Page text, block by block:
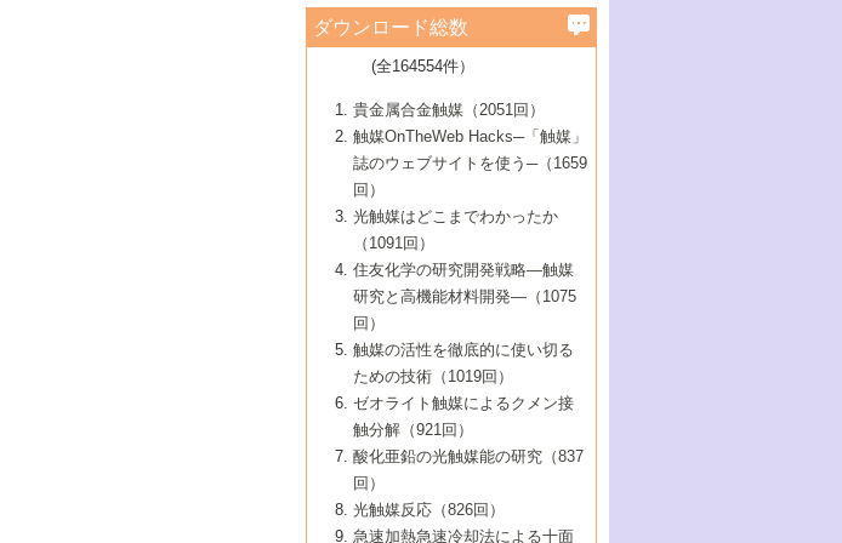
立大学）
ールホテル豊橋）
B号 第111回触媒討論会（2013年・関西大
7号 水素を利用する化成品合成の新潮流
6号 新しい固体酸触媒技術
7号 ゼオライト合成における最近の進歩
5号 触媒を有効に使うための技術
7号 有機分子触媒による精密有機合成
8号 高機能化ポリオレフィンに向けた重合
触媒の最近の進展
蔵技術の進歩
5号 CO2が関わる触媒・材料
7号 持続可能社会実現のための触媒および
触媒関連技術
4号 錯体を利用したユニークな表面構造の
構築と機能
5号 若手会員による触媒研究の未来展望1：
企業編
6号 第102回触媒討論会
7号 触媒・化学反応における計算化学の進
8号 若手研究者による触媒研究の未来展望
2：大学・研究所編
3号 実用的ファインケミカル合成プロセス
を実現する触媒
5号 こんな物質，あんな物質―新たな触媒
の可能性―
7号 『結晶の化学』を活かした触媒研究
8号 イオン液体の応用
2号 第97回触媒討論会
3号 リビング重合触媒の最近の展開
5号 水素製造・貯蔵のための触媒技術の新
しい展開
6号 第98回触媒討論会
7号 基礎化学品製造の触媒技術
8号 多機能型リアクター
1号 最近の触媒担体とその効果
2号 第95回触媒討論会
4号 水分解用光触媒材料
5号 時間分解分光の進歩と応用
6号 第96回触媒討論会
8号 超臨界流体を用いた化学プロセスの新
▼46巻（2004年）
1号 部分酸化反応触媒の最前線
2号 第93回触媒討論会
3号 特殊エネルギー場の触媒反応
4号 生体内における金属の触媒作用
5号 ファインケミカルズの展開に寄与する
6号 第94回触媒討論会
7号 サブナノレベルでみた新しい表面現象
8号 オレフィン重合触媒の新たな展
▼45巻（2003年）
1号 なぜこの触媒が良いのか？
2号 第91回触媒討論会
3号 最近の自動車排ガス処理技術
4号 触媒研究の現状と将来─第90回触媒討論
5号 基礎化学品製造の触媒技術
6号 第92回触媒討論会
7号 基礎化学品製造の触媒技術
8号 資源の循環と触媒技術
▼44巻（2002年）
1号 高次制御された触媒の化学
2号 第89回触媒討論会
3号 触媒を利用した電気化学の新展開
4号 ナノ材料の調製と機能化
5号 こんな触媒が欲しい
6号 第90回触媒討論会
7号 触媒研究と学術雑誌/情報
8号 若い世代からみた触媒化学の現状と未
▼43巻（2001年）
1号 グリーンケミストリーと触媒
2号 第87回触媒討論会特集号
3号 生体触媒とバイオプロセス
4号 水素製造・利用の触媒化学
5号 触媒研究における新しい切り口：コン
ビナトリアルケミストリー
6号 第88回触媒討論会特集号
7号 企業における触媒研究のブレークスル
8号 この材料を触媒として使ってみません
▼42巻（2000年）
1号 触媒反応工学の明日を拓く
2号 第85回触媒討論会
3号 反応ダイナミクス
5号 触媒のおもしろさをどのように伝える
6号 第86回触媒討論会
7号 水素化精製触媒の新しい展開
8号 新しい反応性と機能性を目指した金属
クラスタ-化学
▼41巻（1999年）
1号 孔、穴、あな?-特異な空間とその利用-
2号 第83回触媒討論会
3号 均一系触媒反応最前線
4号 実用炭素材料の新展開
5号 研究の方法論を考える
7号 機能性金属材料と触媒
8号 触媒研究へのNMRの応用と展望
▼40巻（1998年）
進展と21世紀への提言/創立40周年記念・触
媒学会この10年の歩みとこれから/創立40周
2号 第81回触媒討論会
3号 計算機触媒化学へのさそい
4号 触媒劣化の制御と予測
5号 最新の実用プロセスと触媒
6号 第82回触媒討論会
1号 均一系と不均一系触媒反応-その特徴と
接点
2号 第79回触媒討論会
3号 最新NO除去触媒の実用化研究
4号 新しい反応場を目指した触媒調製
5号 反応・分離技術の新しい展開
6号 第80回触媒討論会
▼38巻（1996年）
1号 触媒の構造と触媒作用/C1化学を中心と
する21世紀への触媒
3号 オリンピックメダル:金・銀・銅はどん
な触媒作用を示すか
4号 触媒作用における機能の複合化
▼37巻（1995年）
1号 ファインケミカルズと固体触媒
2号 第75回触媒討論会
3号 希土類を利用した触媒
4号 触媒とリサイクル
5号 エネルギー変換触媒
▼36巻（1994年）
1号 電気化学と触媒
2号 第73回触媒討論会
3号 C4化学の展開
4号 《通常号》
▼35巻（1993年）
1号 工業触媒開発マニュアル―探索から工
業化まで
2号 第71回触媒討論会
▼34巻（1992年）
1号 インパクトを与えたこの研究
2号 第69回触媒討論会
▼33巻（1991年）
1号 触媒プロセス開発マニュアル―探索か
▼32巻（1990年）
ダウンロード総数
(全164554件）
貴金属合金触媒（2051回）
触媒OnTheWeb Hacks─「触媒」
誌のウェブサイトを使う─（1659
回）
光触媒はどこまでわかったか
（1091回）
住友化学の研究開発戦略―触媒
研究と高機能材料開発―（1075
回）
触媒の活性を徹底的に使い切る
ための技術（1019回）
ゼオライト触媒によるクメン接
触分解（921回）
酸化亜鉛の光触媒能の研究（837
回）
光触媒反応（826回）
急速加熱急速冷却法による十面